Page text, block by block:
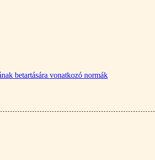
betartására vonatkozó normák